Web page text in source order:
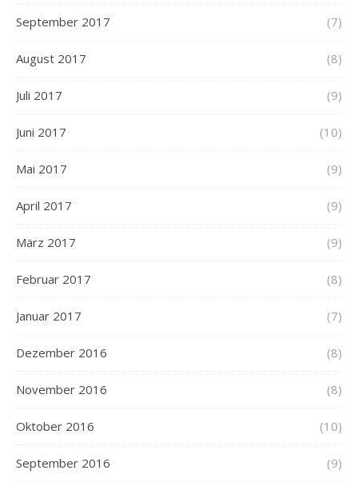
September 2017 (7)
August 2017 (8)
Juli 2017 (9)
Juni 2017 (10)
Mai 2017 (9)
April 2017 (9)
März 2017 (9)
Februar 2017 (8)
Januar 2017 (7)
Dezember 2016 (8)
November 2016 (8)
Oktober 2016 (10)
September 2016 (9)